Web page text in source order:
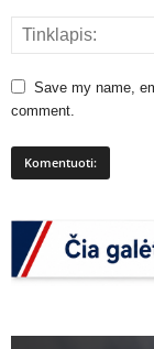
Save my name,
comment.